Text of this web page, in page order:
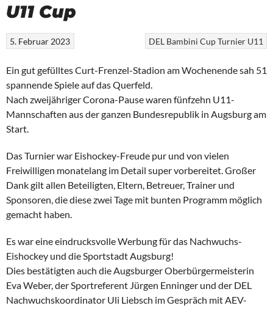
U11 Cup
DEL Bambini CupTurnier U11
5. Februar 2023
Ein gut gefülltes Curt-Frenzel-Stadion am Wochenende sah 51
spannende Spiele auf das Querfeld.
Nach zweijähriger Corona-Pause waren fünfzehn U11-
Mannschaften aus der ganzen Bundesrepublik in Augsburg am
Start.
Das Turnier war Eishockey-Freude pur und von vielen
Freiwilligen monatelang im Detail super vorbereitet. Großer
Dank gilt allen Beteiligten, Eltern, Betreuer, Trainer und
Sponsoren, die diese zwei Tage mit bunten Programm möglich
gemacht haben.
Es war eine eindrucksvolle Werbung für das Nachwuchs-
Eishockey und die Sportstadt Augsburg!
Dies bestätigten auch die Augsburger Oberbürgermeisterin
Eva Weber, der Sportreferent Jürgen Enninger und der DEL
Nachwuchskoordinator Uli Liebsch im Gespräch mit AEV-